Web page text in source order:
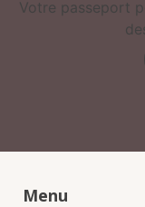
Votre passeport
Menu